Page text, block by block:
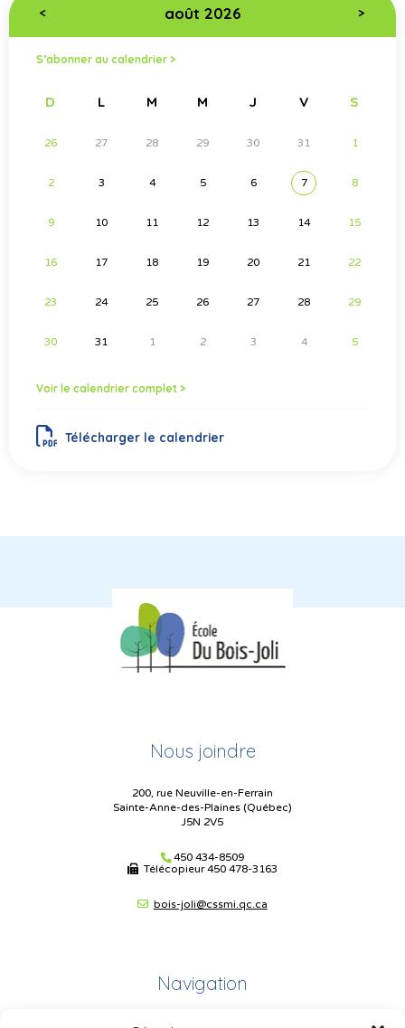
< août 2026 >
S’abonner au calendrier >
D L M M J V S
26 27 28 29 30 31 1
2 3 4 5 6 7 8
9 10 11 12 13 14 15
16 17 18 19 20 21 22
23 24 25 26 27 28 29
30 31 1 2 3 4 5
Voir le calendrier complet >
Télécharger le calendrier
Nous joindre
200, rue Neuville-en-Ferrain
Sainte-Anne-des-Plaines (Québec)
J5N 2V5
450 434-8509
Télécopieur450 478-3163
bois-joli@cssmi.qc.ca
Navigation